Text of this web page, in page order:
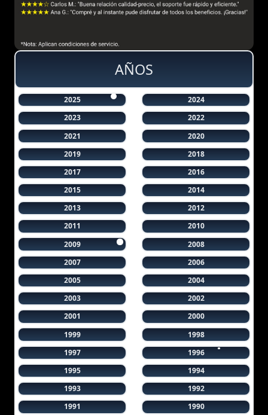
AÑOS
2025
2024
2023
2022
2021
2020
2019
2018
2017
2016
2015
2014
2013
2012
2011
2010
2009
2008
2007
2006
2005
2004
2003
2002
2001
2000
1999
1998
1997
1996
1995
1994
1993
1992
1991
1990